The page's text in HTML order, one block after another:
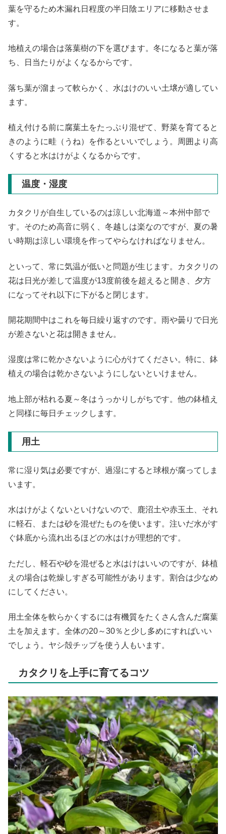
葉を守るため木漏れ日程度の半日陰エリアに移動させま
す。
地植えの場合は落葉樹の下を選びます。冬になると葉が落
ち、日当たりがよくなるからです。
落ち葉が溜まって軟らかく、水はけのいい土壌が適してい
ます。
植え付ける前に腐葉土をたっぷり混ぜて、野菜を育てると
きのように畦（うね）を作るといいでしょう。周囲より高
くすると水はけがよくなるからです。
温度・湿度
カタクリが自生しているのは涼しい北海道～本州中部で
す。そのため高音に弱く、冬越しは楽なのですが、夏の暑
い時期は涼しい環境を作ってやらなければなりません。
といって、常に気温が低いと問題が生じます。カタクリの
花は日光が差して温度が13度前後を超えると開き、夕方
になってそれ以下に下がると閉じます。
開花期間中はこれを毎日繰り返すのです。雨や曇りで日光
が差さないと花は開きません。
湿度は常に乾かさないように心がけてください。特に、鉢
植えの場合は乾かさないようにしないといけません。
地上部が枯れる夏～冬はうっかりしがちです。他の鉢植え
と同様に毎日チェックします。
用土
常に湿り気は必要ですが、過湿にすると球根が腐ってしま
います。
水はけがよくないといけないので、鹿沼土や赤玉土、それ
に軽石、または砂を混ぜたものを使います。注いだ水がす
ぐ鉢底から流れ出るほどの水はけが理想的です。
ただし、軽石や砂を混ぜると水はけはいいのですが、鉢植
えの場合は乾燥しすぎる可能性があります。割合は少なめ
にしてください。
用土全体を軟らかくするには有機質をたくさん含んだ腐葉
土を加えます。全体の20～30％と少し多めにすればいい
でしょう。ヤシ殻チップを使う人もいます。
カタクリを上手に育てるコツ